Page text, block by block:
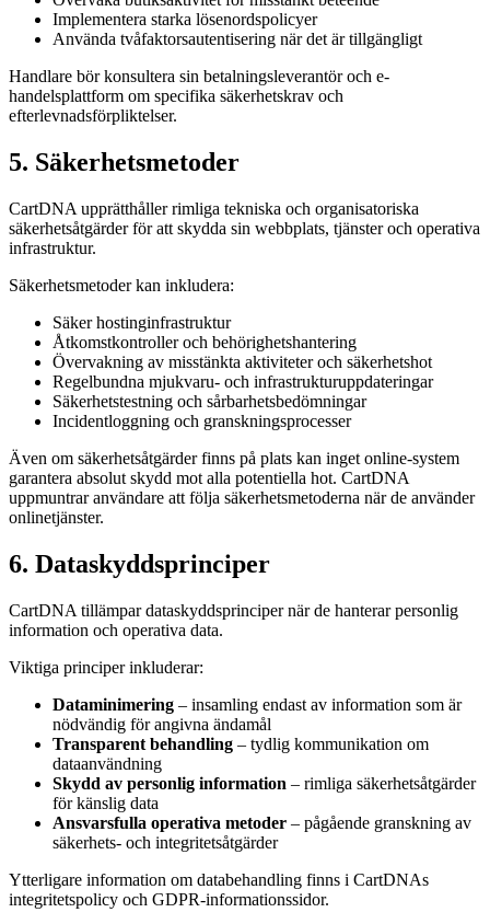
Implementera starka lösenordspolicyer
Använda tvåfaktorsautentisering när det är tillgängligt
Handlare bör konsultera sin betalningsleverantör och e-
handelsplattform om specifika säkerhetskrav och
efterlevnadsförpliktelser.
5. Säkerhetsmetoder
CartDNA upprätthåller rimliga tekniska och organisatoriska
säkerhetsåtgärder för att skydda sin webbplats, tjänster och operativa
infrastruktur.
Säkerhetsmetoder kan inkludera:
Säker hostinginfrastruktur
Åtkomstkontroller och behörighetshantering
Övervakning av misstänkta aktiviteter och säkerhetshot
Regelbundna mjukvaru- och infrastrukturuppdateringar
Säkerhetstestning och sårbarhetsbedömningar
Incidentloggning och granskningsprocesser
Även om säkerhetsåtgärder finns på plats kan inget online-system
garantera absolut skydd mot alla potentiella hot. CartDNA
uppmuntrar användare att följa säkerhetsmetoderna när de använder
onlinetjänster.
6. Dataskyddsprinciper
CartDNA tillämpar dataskyddsprinciper när de hanterar personlig
information och operativa data.
Viktiga principer inkluderar:
Dataminimering – insamling endast av information som är
nödvändig för angivna ändamål
Transparent behandling – tydlig kommunikation om
dataanvändning
Skydd av personlig information – rimliga säkerhetsåtgärder
för känslig data
Ansvarsfulla operativa metoder – pågående granskning av
säkerhets- och integritetsåtgärder
Ytterligare information om databehandling finns i CartDNAs
integritetspolicy och GDPR-informationssidor.